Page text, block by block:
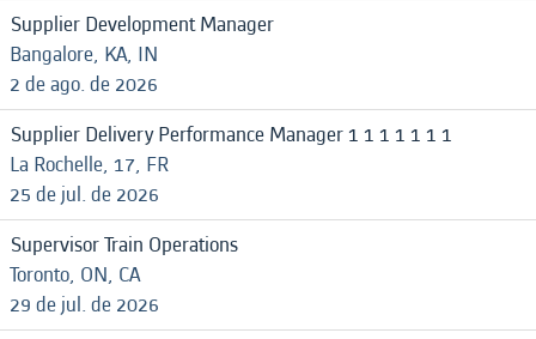
Supplier Development Manager
Bangalore, KA, IN
2 de ago. de 2026
Supplier Delivery Performance Manager 1 1 1 1 1 1 1
La Rochelle, 17, FR
25 de jul. de 2026
Supervisor Train Operations
Toronto, ON, CA
29 de jul. de 2026